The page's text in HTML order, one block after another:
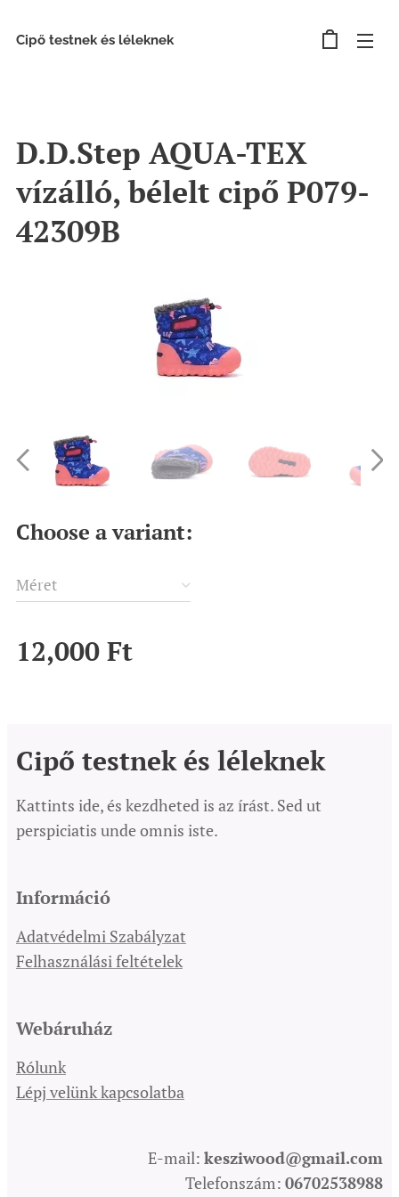
Cipő testnek és léleknek
D.D.Step AQUA-TEX
vízálló, bélelt cipő P079-
42309B
Choose a variant:
Méret
12,000 Ft
Cipő testnek és léleknek
Kattints ide, és kezdheted is az írást. Sed ut
perspiciatis unde omnis iste.
Információ
Adatvédelmi Szabályzat
Felhasználási feltételek
Webáruház
Rólunk
Lépj velünk kapcsolatba
E-mail: kesziwood@gmail.com
Telefonszám: 06702538988